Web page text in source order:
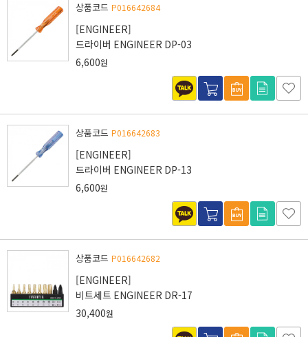
상품코드 P016642684
[ENGINEER]
드라이버 ENGINEER DP-03
6,600원
상품코드 P016642683
[ENGINEER]
드라이버 ENGINEER DP-13
6,600원
상품코드 P016642682
[ENGINEER]
비트세트 ENGINEER DR-17
30,400원